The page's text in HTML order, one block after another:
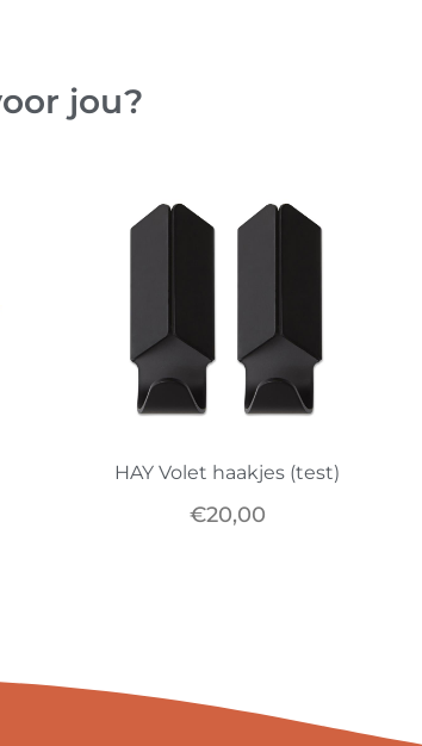
jou?
HAY Volet haakjes (test)
€20,00